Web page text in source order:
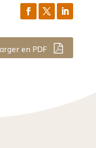
en PDF